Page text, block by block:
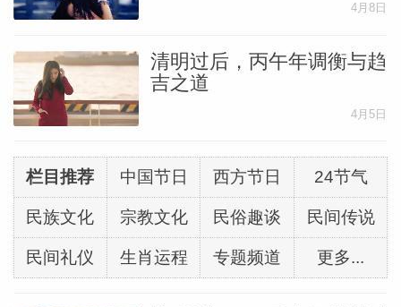
4月8日
清明过后，丙午年调衡与趋
吉之道
4月5日
栏目推荐 中国节日 西方节日 24节气
民族文化 宗教文化 民俗趣谈 民间传说
民间礼仪 生肖运程 专题频道 更多...